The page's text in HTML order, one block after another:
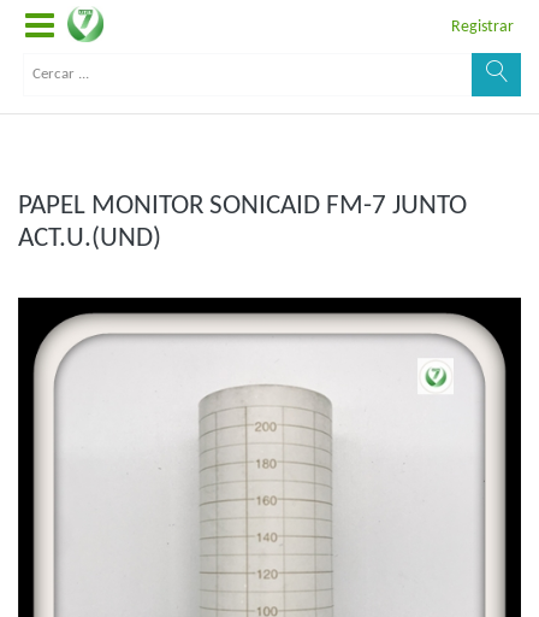
Registrar
PAPEL MONITOR SONICAID FM-7 JUNTO
ACT.U.(UND)